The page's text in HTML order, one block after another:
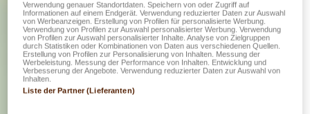
Verwendung genauer Standortdaten. Speichern von oder Zugriff auf
Informationen auf einem Endgerät. Verwendung reduzierter Daten zur Auswahl
von Werbeanzeigen. Erstellung von Profilen für personalisierte Werbung.
Verwendung von Profilen zur Auswahl personalisierter Werbung. Verwendung
von Profilen zur Auswahl personalisierter Inhalte. Analyse von Zielgruppen
durch Statistiken oder Kombinationen von Daten aus verschiedenen Quellen.
Erstellung von Profilen zur Personalisierung von Inhalten. Messung der
Werbeleistung. Messung der Performance von Inhalten. Entwicklung und
Verbesserung der Angebote. Verwendung reduzierter Daten zur Auswahl von
Inhalten.
Liste der Partner (Lieferanten)